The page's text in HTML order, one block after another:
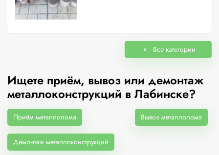
Все категории
Ищете приём, вывоз или демонтаж
металлоконструкций в Лабинске?
Приём металлолома Вывоз металлолома
Демонтаж металлоконструкций